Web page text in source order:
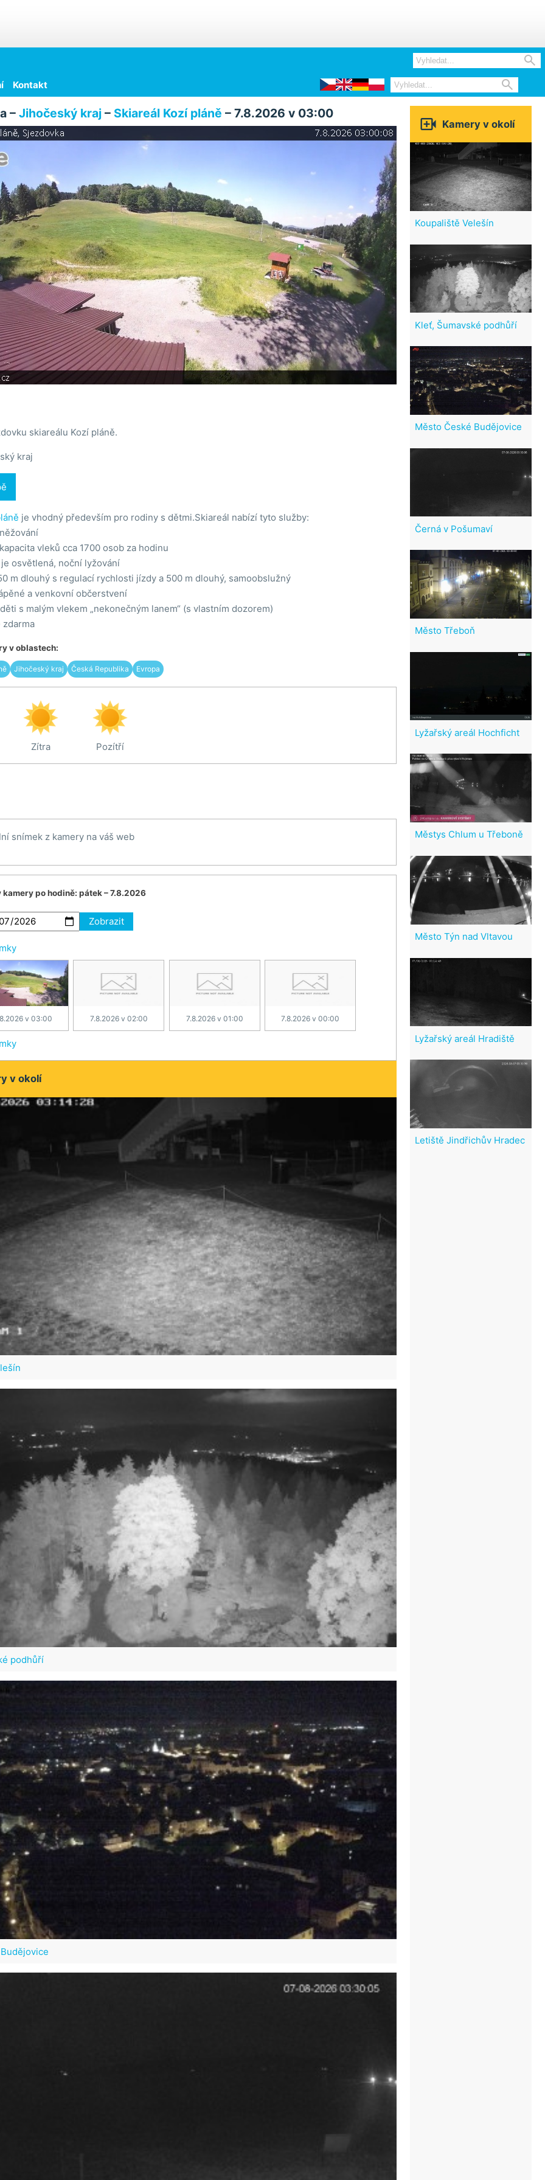

Kontakt 
– Jihočeský kraj– Skiareál Kozí pláně – 7.8.2026 v 03:00
skiareálu Kozí pláně.
kraj
je vhodný především pro rodiny s dětmi.Skiareál nabízí tyto služby:
vleků cca 1700 osob za hodinu
osvětlená, noční lyžování
m dlouhý s regulací rychlosti jízdy a 500 m dlouhý, samoobslužný
a venkovní občerstvení
s malým vlekem „nekonečným lanem“ (s vlastním dozorem)
v oblastech:
Jihočeský kraj Česká Republika Evropa
Zítra Pozítří
snímek z kamery na váš web
kamery po hodině: pátek – 7.8.2026
Zobrazit
v 03:00 7.8.2026 v 02:00 7.8.2026 v 01:00 7.8.2026 v 00:00
v okolí
podhůří
 Kamery v okolí
Koupaliště Velešín
Kleť, Šumavské podhůří
Město České Budějovice
Černá v Pošumaví
Město Třeboň
Lyžařský areál Hochficht
Městys Chlum u Třeboně
Město Týn nad Vltavou
Lyžařský areál Hradiště
Letiště Jindřichův Hradec